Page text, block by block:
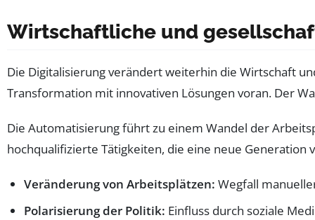
Wirtschaftliche und
Die Digitalisierung verändert weiterhin die Wirtschaft
Transformation mit innovativen Lösungen voran. Der
Die Automatisierung führt zu einem Wandel der
hochqualifizierte Tätigkeiten, die eine neue
Veränderung von Arbeitsplätzen: Wegfall
Polarisierung der Politik: Einfluss durch soziale